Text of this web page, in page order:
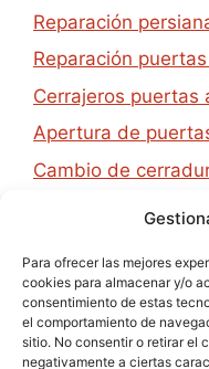
Para ofrecer las mejores
cookies para almacenar y/o
consentimiento de estas
el comportamiento de
sitio. No consentir o retirar el
negativamente a ciertas
Reparación
Reparación
Cerrajeros puertas
Apertura de
Cambio de
Jose Inzenga 1
672 00 88 00